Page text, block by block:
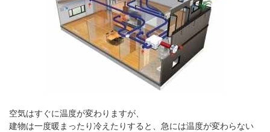
空気はすぐに温度が変わりますが、
建物は一度暖まったり冷えたりすると、急には温度が変わらない